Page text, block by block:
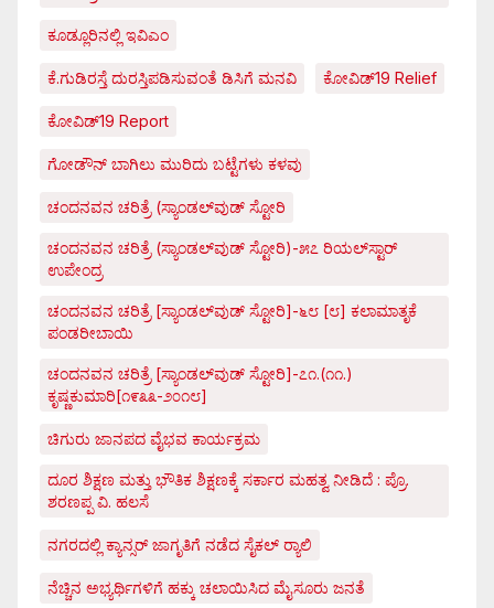
ಕೂಡ್ಲೂರಿನಲ್ಲಿ ಇವಿಎಂ
ಕೆ.ಗುಡಿರಸ್ತೆ ದುರಸ್ತಿಪಡಿಸುವಂತೆ ಡಿಸಿಗೆ ಮನವಿ ಕೋವಿಡ್‌19 Relief
ಕೋವಿಡ್‌19 Report
ಗೋಡೌನ್ ಬಾಗಿಲು ಮುರಿದು ಬಟ್ಟೆಗಳು ಕಳವು
ಚಂದನವನ ಚರಿತ್ರೆ (ಸ್ಯಾಂಡಲ್‌ವುಡ್ ಸ್ಟೋರಿ
ಚಂದನವನ ಚರಿತ್ರೆ (ಸ್ಯಾಂಡಲ್‌ವುಡ್ ಸ್ಟೋರಿ)-೫೭ ರಿಯಲ್‌ಸ್ಟಾರ್
ಉಪೇಂದ್ರ
ಚಂದನವನ ಚರಿತ್ರೆ [ಸ್ಯಾಂಡಲ್‌ವುಡ್ ಸ್ಟೋರಿ]-೬೮ [೮] ಕಲಾಮಾತೃಕೆ
ಪಂಡರೀಬಾಯಿ
ಚಂದನವನ ಚರಿತ್ರೆ [ಸ್ಯಾಂಡಲ್‌ವುಡ್ ಸ್ಟೋರಿ]-೭೧.(೧೧.)
ಕೃಷ್ಣಕುಮಾರಿ[೧೯೩೩-೨೦೧೮]
ಚಿಗುರು ಜಾನಪದ ವೈಭವ ಕಾರ್ಯಕ್ರಮ
ದೂರ ಶಿಕ್ಷಣ ಮತ್ತು ಭೌತಿಕ ಶಿಕ್ಷಣಕ್ಕೆ ಸರ್ಕಾರ ಮಹತ್ವ ನೀಡಿದೆ : ಪ್ರೊ.
ಶರಣಪ್ಪ ವಿ. ಹಲಸೆ
ನಗರದಲ್ಲಿ ಕ್ಯಾನ್ಸರ್ ಜಾಗೃತಿಗೆ ನಡೆದ ಸೈಕಲ್ ರ್‍ಯಾಲಿ
ನೆಚ್ಚಿನ ಅಭ್ಯರ್ಥಿಗಳಿಗೆ ಹಕ್ಕು ಚಲಾಯಿಸಿದ ಮೈಸೂರು ಜನತೆ